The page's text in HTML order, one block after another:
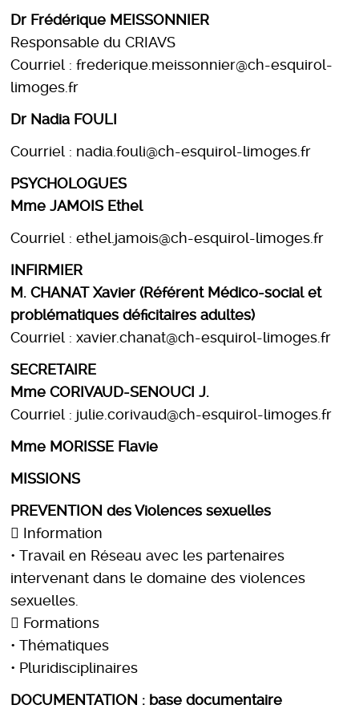
La prévention et ses acteurs
Commission d'audition
Les experts
Groupe Biblio
CIFAS Montpellier 2019
Publications
Dr Frédérique MEISSONNIER
Responsable du CRIAVS
Courriel : frederique.meissonnier@ch-esquirol-
limoges.fr
Dr Nadia FOULI
Courriel : nadia.fouli@ch-esquirol-limoges.fr
PSYCHOLOGUES
Mme JAMOIS Ethel
Courriel : ethel.jamois@ch-esquirol-limoges.fr
INFIRMIER
M. CHANAT Xavier (Référent Médico-social et
problématiques déficitaires adultes)
Courriel : xavier.chanat@ch-esquirol-limoges.fr
SECRETAIRE
Mme CORIVAUD-SENOUCI J.
Courriel : julie.corivaud@ch-esquirol-limoges.fr
Mme MORISSE Flavie
MISSIONS
PREVENTION des Violences sexuelles
 Information
• Travail en Réseau avec les partenaires
intervenant dans le domaine des violences
sexuelles.
 Formations
• Thématiques
• Pluridisciplinaires
DOCUMENTATION : base documentaire